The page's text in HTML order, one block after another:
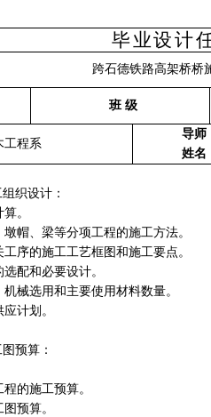
毕业设计
跨石德铁路高架桥桥
班 级
工程系
导师
姓名
织设计：
。
帽、梁等分项工程的施工方法。
序的施工工艺框图和施工要点。
配和必要设计。
械选用和主要使用材料数量。
计划。
预算：
的施工预算。
预算。